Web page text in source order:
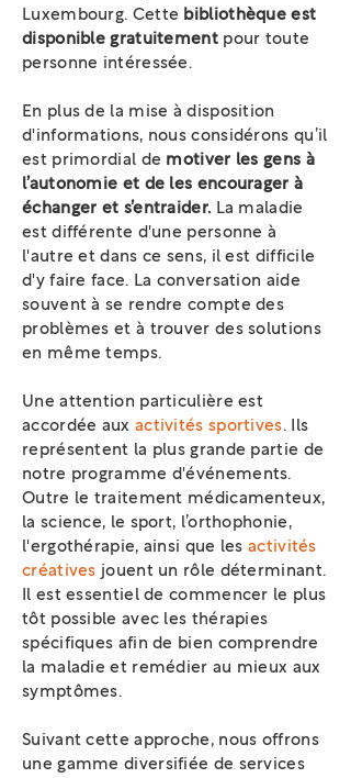
Luxembourg. Cette bibliothèque est
disponible gratuitementpour toute
personne intéressée.
En plus de la mise à disposition
d'informations, nous considérons qu’il
est primordial de motiver les gens à
l’autonomie et de les encourager à
échanger et s’entraider. La maladie
est différente d'une personne à
l'autre et dans ce sens, il est difficile
d'y faire face. La conversation aide
souvent à se rendre compte des
problèmes et à trouver des solutions
en même temps.
Une attention particulière est
accordée aux activités sportives. Ils
représentent la plus grande partie de
notre programme d'événements.
Outre le traitement médicamenteux,
la science, le sport, l’orthophonie,
l'ergothérapie, ainsi que lesactivités
créatives jouent un rôle déterminant.
Il est essentiel de commencer le plus
tôt possible avec les thérapies
spécifiques afin de bien comprendre
la maladie et remédier au mieux aux
symptômes.
Suivant cette approche, nous offrons
une gamme diversifiée de services